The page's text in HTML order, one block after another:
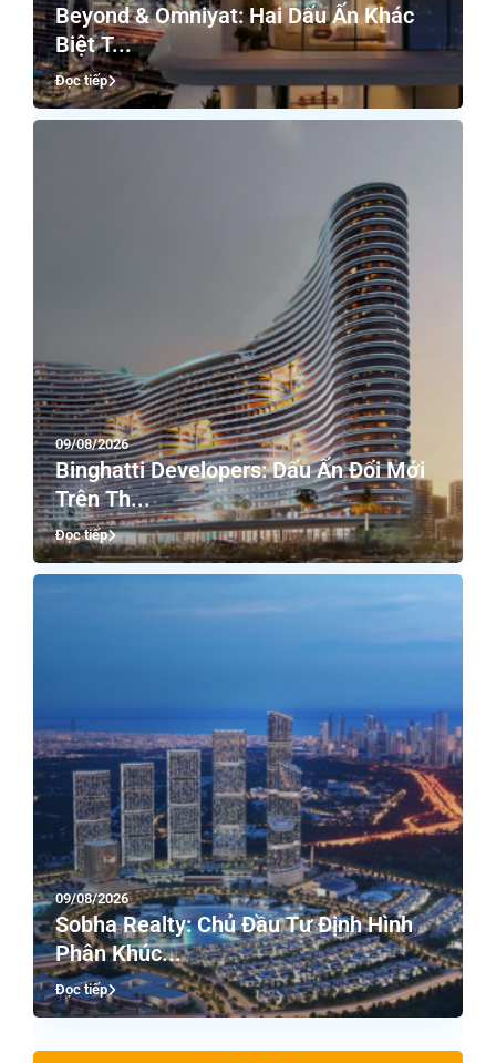
Beyond & Omniyat: Hai Dấu Ấn Khác
Biệt T...
Đọc tiếp
09/08/2026
Binghatti Developers: Dấu Ấn Đổi Mới
Trên Th...
Đọc tiếp
09/08/2026
Sobha Realty: Chủ Đầu Tư Định Hình
Phân Khúc...
Đọc tiếp